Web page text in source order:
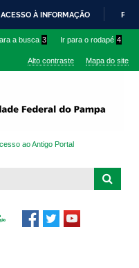
ACESSO À INFORMAÇÃO
a busca 3 Ir para o rodapé 4
Alto contraste Mapa do site
ao Antigo Portal